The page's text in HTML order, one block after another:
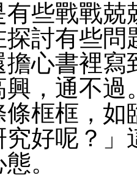
些戰戰兢
探討有些
心書裡寫
，通不過
框框，如
好呢？」
。